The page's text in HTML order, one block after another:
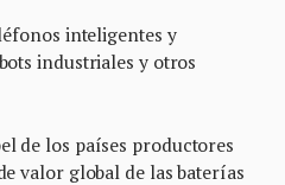
inteligentes y
industriales y otros
de los países productores
valor global de las baterías